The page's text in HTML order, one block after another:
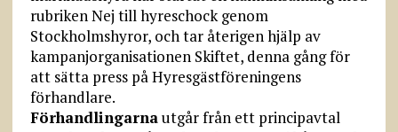
rubriken Nej till hyreschock genom
Stockholmshyror, och tar återigen hjälp av
kampanjorganisationen Skiftet, denna gång för
att sätta press på Hyresgästföreningens
förhandlare.
Förhandlingarnautgår från ett principavtal